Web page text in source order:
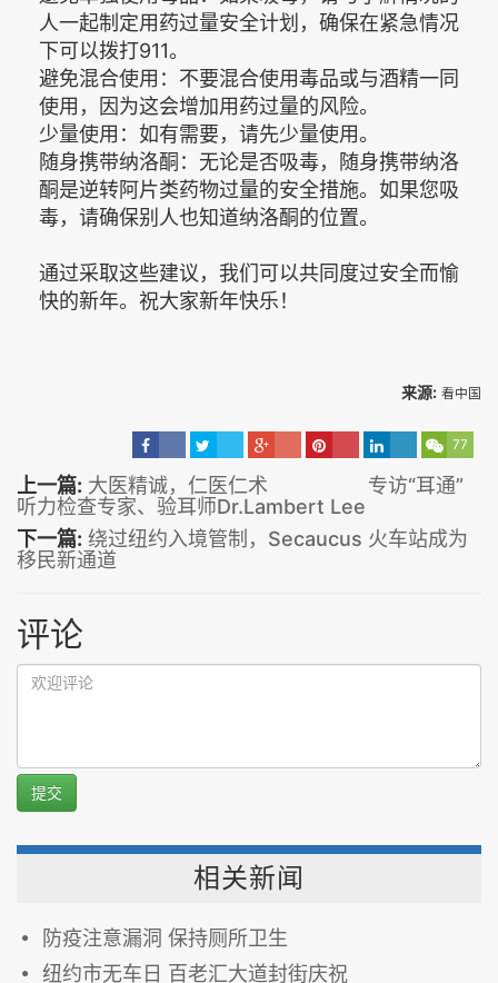
人一起制定用药过量安全计划，确保在紧急情况
下可以拨打911。
避免混合使用：不要混合使用毒品或与酒精一同
使用，因为这会增加用药过量的风险。
少量使用：如有需要，请先少量使用。
随身携带纳洛酮：无论是否吸毒，随身携带纳洛
酮是逆转阿片类药物过量的安全措施。如果您吸
毒，请确保别人也知道纳洛酮的位置。
通过采取这些建议，我们可以共同度过安全而愉
快的新年。祝大家新年快乐！
来源: 看中国
77
上一篇: 大医精诚，仁医仁术 专访“耳通”
听力检查专家、验耳师Dr.Lambert Lee
下一篇: 绕过纽约入境管制，Secaucus 火车站成为
移民新通道
评论
提交
相关新闻
防疫注意漏洞 保持厕所卫生
纽约市无车日 百老汇大道封街庆祝